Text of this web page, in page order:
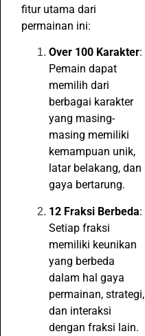
fitur utama dari
permainan ini:
Over 100 Karakter:
Pemain dapat
memilih dari
berbagai karakter
yang masing-
masing memiliki
kemampuan unik,
latar belakang, dan
gaya bertarung.
12 Fraksi Berbeda:
Setiap fraksi
memiliki keunikan
yang berbeda
dalam hal gaya
permainan, strategi,
dan interaksi
dengan fraksi lain.